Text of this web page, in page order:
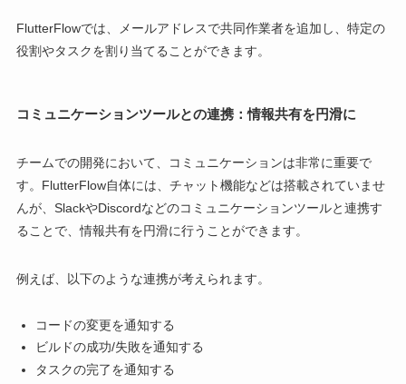
FlutterFlowでは、メールアドレスで共同作業者を追加し、特定の
役割やタスクを割り当てることができます。
コミュニケーションツールとの連携：情報共有を円滑に
チームでの開発において、コミュニケーションは非常に重要で
す。FlutterFlow自体には、チャット機能などは搭載されていませ
んが、SlackやDiscordなどのコミュニケーションツールと連携す
ることで、情報共有を円滑に行うことができます。
例えば、以下のような連携が考えられます。
コードの変更を通知する
ビルドの成功/失敗を通知する
タスクの完了を通知する